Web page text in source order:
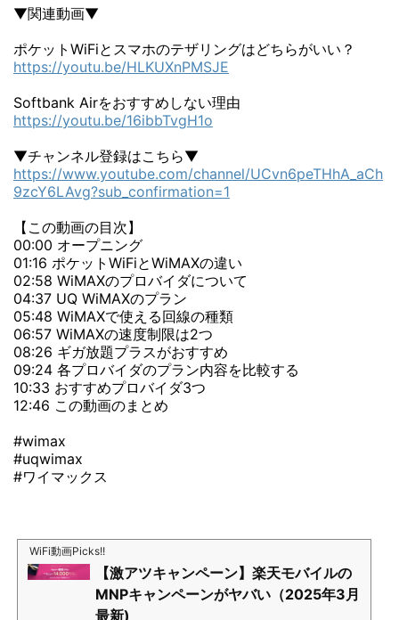
▼関連動画▼
ポケットWiFiとスマホのテザリングはどちらがいい？
https://youtu.be/HLKUXnPMSJE
Softbank Airをおすすめしない理由
https://youtu.be/16ibbTvgH1o
▼チャンネル登録はこちら▼
https://www.youtube.com/channel/UCvn6peTHhA_aCh
9zcY6LAvg?sub_confirmation=1
【この動画の目次】
00:00 オープニング
01:16 ポケットWiFiとWiMAXの違い
02:58 WiMAXのプロバイダについて
04:37 UQ WiMAXのプラン
05:48 WiMAXで使える回線の種類
06:57 WiMAXの速度制限は2つ
08:26 ギガ放題プラスがおすすめ
09:24 各プロバイダのプラン内容を比較する
10:33 おすすめプロバイダ3つ
12:46 この動画のまとめ
#wimax
#uqwimax
#ワイマックス
WiFi動画Picks!!
【激アツキャンペーン】楽天モバイルの
MNPキャンペーンがヤバい（2025年3月
最新)